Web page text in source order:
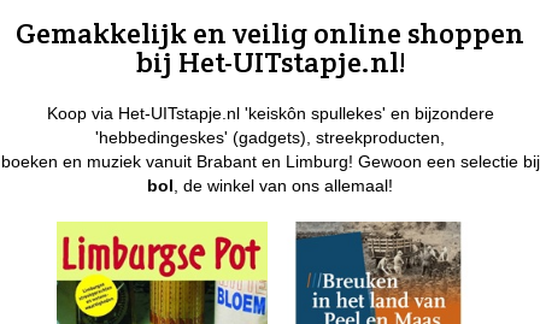
Gemakkelijk en veilig online shoppen
bij Het-UITstapje.nl!
Koop via Het-UITstapje.nl 'keiskôn spullekes' en bijzondere
'hebbedingeskes' (gadgets), streekproducten,
boeken en muziek vanuit Brabant en Limburg! Gewoon een selectie bij
bol , de winkel van ons allemaal!